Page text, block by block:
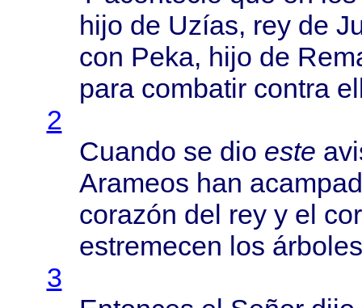
hijo de Uzías, rey de
con Peka, hijo de
para combatir contra
2
Cuando se dio este
Arameos han
corazón del rey y el
estremecen los árboles
3